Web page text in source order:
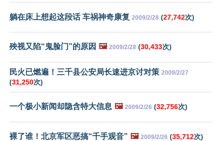
躺在床上想起这段话 车祸神奇康复 2009/2/28 (27,742次)
殃视又陷“鬼脸门”的原因 🖼️ 2009/2/28 (30,433次)
民火已燃遍！三千县公安局长速进京讨对策 2009/2/27
(31,250次)
一个极小新闻却隐含特大信息 🖼️ 2009/2/26 (32,756次)
裸了谁！北京军区恶搞“千手观音” 🖼️ 2009/2/26 (35,712次)